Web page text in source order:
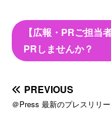
【広報・PRご担当
PRしませんか？
PREVIOUS
＠Press 最新のプレスリリ